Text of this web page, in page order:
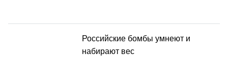
Российские бомбы умнеют и
набирают вес